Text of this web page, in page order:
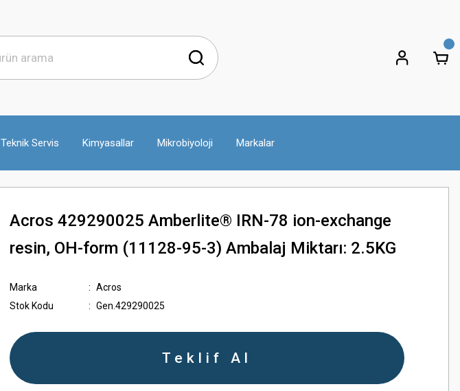
Teknik Servis Kimyasallar Mikrobiyoloji Markalar
Acros 429290025 Amberlite® IRN-78 ion-exchange
resin, OH-form (11128-95-3) Ambalaj Miktarı: 2.5KG
Marka
Acros
Stok Kodu
Gen.429290025
Teklif Al